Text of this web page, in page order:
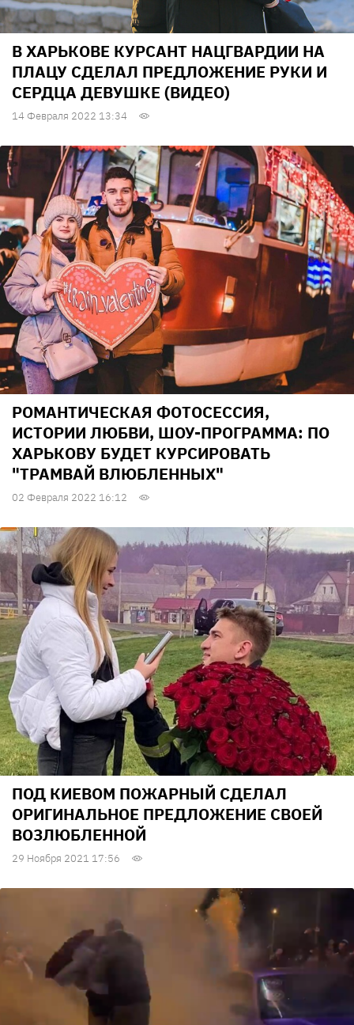
В ХАРЬКОВЕ КУРСАНТ НАЦГВАРДИИ НА
ПЛАЦУ СДЕЛАЛ ПРЕДЛОЖЕНИЕ РУКИ И
СЕРДЦА ДЕВУШКЕ (ВИДЕО)
14 Февраля 2022 13:34
РОМАНТИЧЕСКАЯ ФОТОСЕССИЯ,
ИСТОРИИ ЛЮБВИ, ШОУ-ПРОГРАММА: ПО
ХАРЬКОВУ БУДЕТ КУРСИРОВАТЬ
"ТРАМВАЙ ВЛЮБЛЕННЫХ"
02 Февраля 2022 16:12
ПОД КИЕВОМ ПОЖАРНЫЙ СДЕЛАЛ
ОРИГИНАЛЬНОЕ ПРЕДЛОЖЕНИЕ СВОЕЙ
ВОЗЛЮБЛЕННОЙ
29 Ноября 2021 17:56